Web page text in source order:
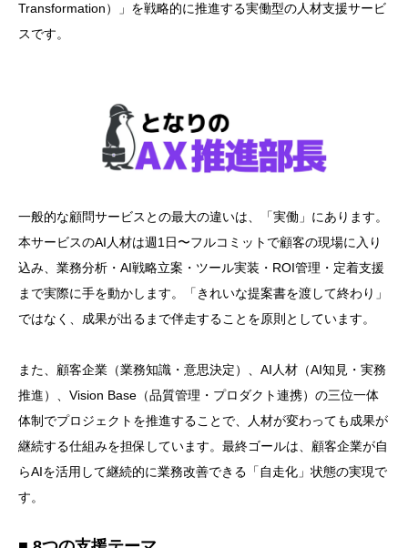
Transformation）」を戦略的に推進する実働型の人材支援サービ
スです。
一般的な顧問サービスとの最大の違いは、「実働」にあります。
本サービスのAI人材は週1日〜フルコミットで顧客の現場に入り
込み、業務分析・AI戦略立案・ツール実装・ROI管理・定着支援
まで実際に手を動かします。「きれいな提案書を渡して終わり」
ではなく、成果が出るまで伴走することを原則としています。
また、顧客企業（業務知識・意思決定）、AI人材（AI知見・実務
推進）、Vision Base（品質管理・プロダクト連携）の三位一体
体制でプロジェクトを推進することで、人材が変わっても成果が
継続する仕組みを担保しています。最終ゴールは、顧客企業が自
らAIを活用して継続的に業務改善できる「自走化」状態の実現で
す。